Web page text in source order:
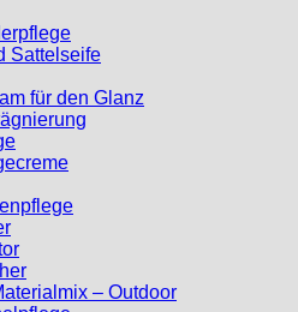
Sattelseife
für den Glanz
– Outdoor